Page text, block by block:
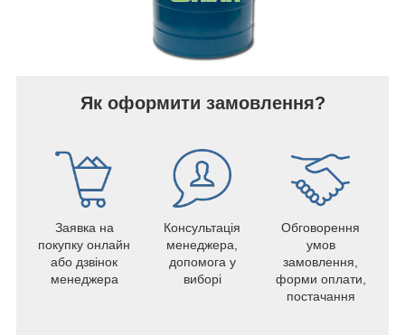
Як оформити замовлення?
Заявка на
покупку онлайн
або дзвінок
менеджера
Консультація
менеджера,
допомога у
виборі
Обговорення
умов
замовлення,
форми оплати,
постачання